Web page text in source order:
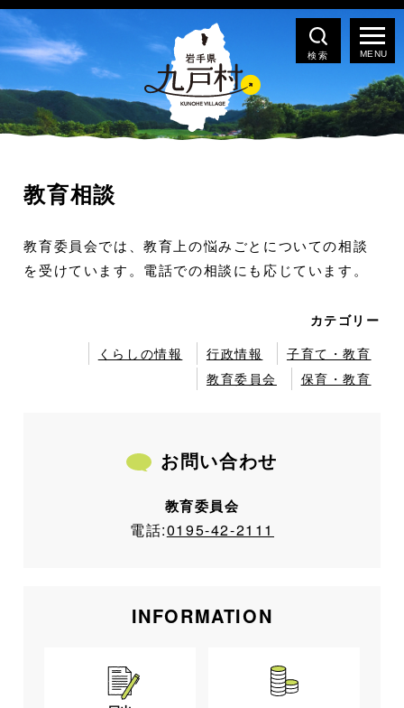
検索
教育相談
教育委員会では、教育上の悩みごとについての相談
を受けています。電話での相談にも応じています。
カテゴリー
くらしの情報
行政情報
子育て・教育
教育委員会
保育・教育
お問い合わせ
教育委員会
電話:0195-42-2111
INFORMATION